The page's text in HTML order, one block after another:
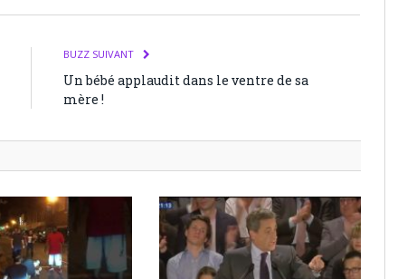
BUZZ SUIVANT
Un bébé applaudit dans le ventre de sa
mère !